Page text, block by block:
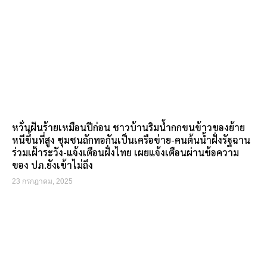
หวั่นฝันร้ายเหมือนปีก่อน ชาวบ้านริมน้ำกกขนข้าวของย้าย
หนีขึ้นที่สูง ชุมชนถักทอกันเป็นเครือข่าย-คนต้นน้ำฝั่งรัฐฉาน
ร่วมเฝ้าระวัง-แจ้งเตือนฝั่งไทย เผยแจ้งเตือนผ่านข้อความ
ของ ปภ.ยังเข้าไม่ถึง
23 กรกฎาคม, 2025